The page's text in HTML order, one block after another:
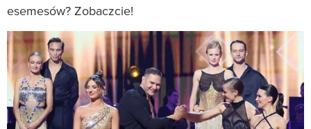
esemesów? Zobaczcie!